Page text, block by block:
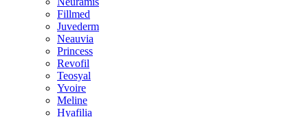
Fillmed
Juvederm
Neauvia
Princess
Revofil
Teosyal
Yvoire
Meline
Hyafilia